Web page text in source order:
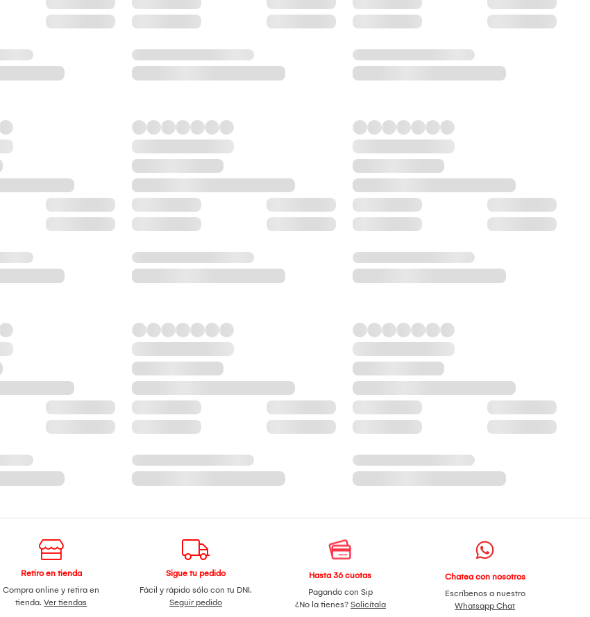
Retiro en tienda
Compra online y retira en
tienda.Ver tiendas
Sigue tu pedido
Fácil y rápido sólo con tu DNI.
Seguir pedido
Hasta 36 cuotas
Pagando con Sip
¿No la tienes? Solicítala
Chatea con nosotros
Escríbenos a nuestro
Whatsapp Chat